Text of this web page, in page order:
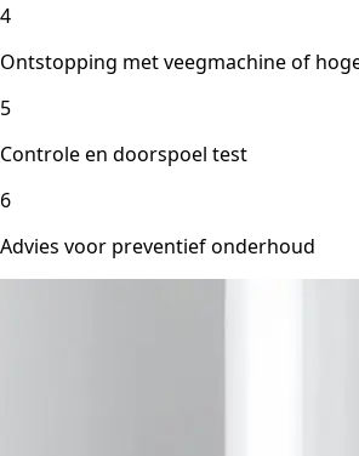
4
Ontstopping met veegmachine of
5
Controle en doorspoel test
6
Advies voor preventief onderhoud